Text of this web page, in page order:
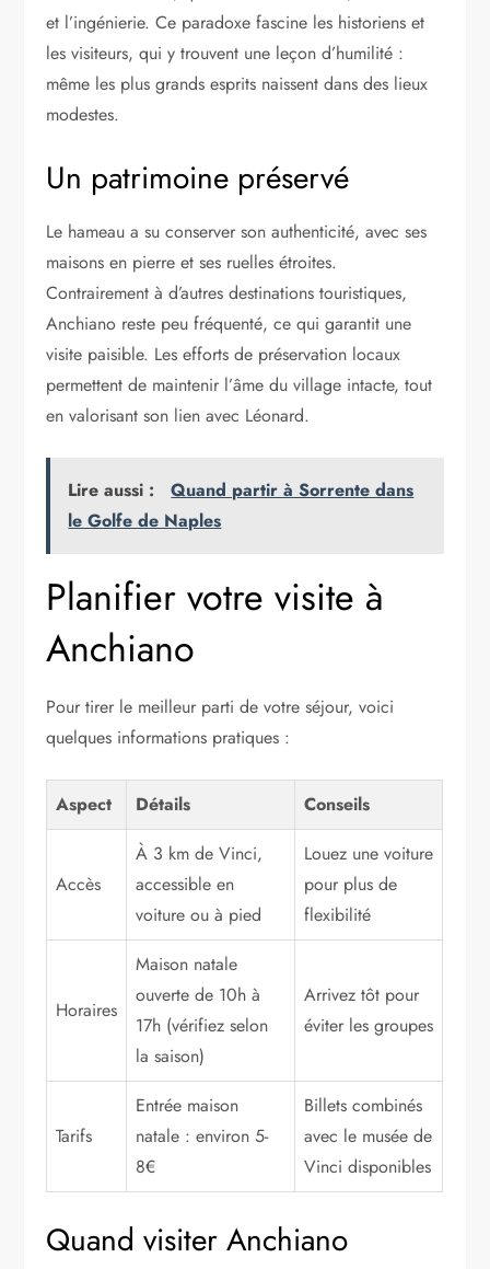
et l’ingénierie. Ce paradoxe fascine les historiens et
les visiteurs, qui y trouvent une leçon d’humilité :
même les plus grands esprits naissent dans des lieux
modestes.
Un patrimoine préservé
Le hameau a su conserver son authenticité, avec ses
maisons en pierre et ses ruelles étroites.
Contrairement à d’autres destinations touristiques,
Anchiano reste peu fréquenté, ce qui garantit une
visite paisible. Les efforts de préservation locaux
permettent de maintenir l’âme du village intacte, tout
en valorisant son lien avec Léonard.
Lire aussi :
Quand partir à Sorrente dans
le Golfe de Naples
Planifier votre visite à
Anchiano
Pour tirer le meilleur parti de votre séjour, voici
quelques informations pratiques :
Aspect Détails Conseils
Accès
À 3 km de Vinci,
accessible en
voiture ou à pied
Louez une voiture
pour plus de
flexibilité
Horaires
Maison natale
ouverte de 10h à
17h (vérifiez selon
la saison)
Arrivez tôt pour
éviter les groupes
Tarifs
Entrée maison
natale : environ 5-
8€
Billets combinés
avec le musée de
Vinci disponibles
Quand visiter Anchiano